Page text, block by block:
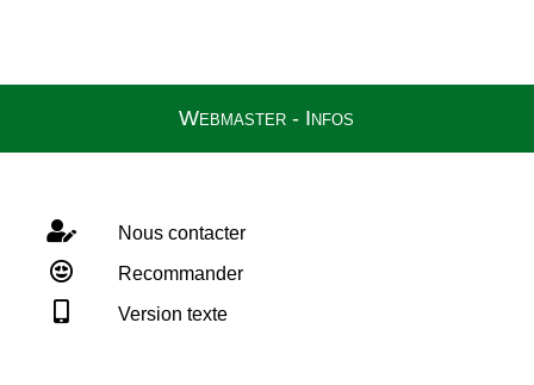
Webmaster - Infos
Nous contacter
Recommander
Version texte